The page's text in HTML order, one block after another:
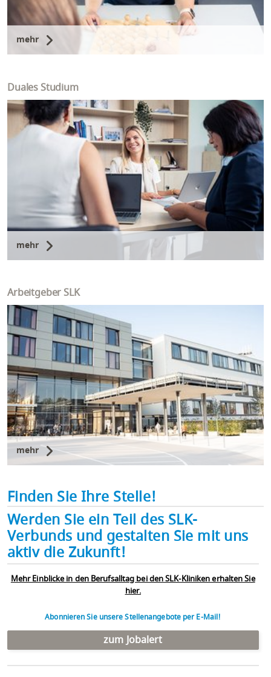
mehr
Duales Studium
mehr
Arbeitgeber SLK
mehr
Finden Sie Ihre Stelle!
Werden Sie ein Teil des SLK-
Verbunds und gestalten Sie mit uns
aktiv die Zukunft!
Mehr Einblicke in den Berufsalltag bei den SLK-Kliniken erhalten Sie
hier.
Abonnieren Sie unsere Stellenangebote per E-Mail!
zum Jobalert